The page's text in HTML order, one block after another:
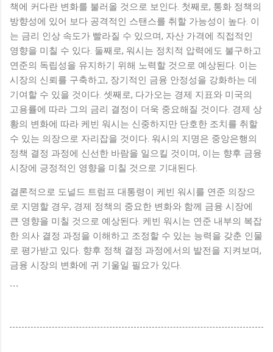
책에 커다란 변화를 불러올 것으로 보인다. 첫째로, 통화 정책의
방향성에 있어 보다 공격적인 스탠스를 취할 가능성이 높다. 이
는 금리 인상 속도가 빨라질 수 있으며, 자산 가격에 직접적인
영향을 미칠 수 있다. 둘째로, 워시는 정치적 압력에도 불구하고
연준의 독립성을 유지하기 위해 노력할 것으로 예상된다. 이는
시장의 신뢰를 구축하고, 장기적인 금융 안정성을 강화하는 데
기여할 수 있을 것이다. 셋째로, 다가오는 경제 지표와 미국의
고용률에 따라 그의 금리 결정이 더욱 중요해질 것이다. 경제 상
황의 변화에 따라 케빈 워시는 신중하지만 단호한 조치를 취할
수 있는 의장으로 자리잡을 것이다. 워시의 지명은 중앙은행의
정책 결정 과정에 신선한 바람을 일으킬 것이며, 이는 향후 금융
시장에 긍정적인 영향을 미칠 것으로 기대된다.
결론적으로 도널드 트럼프 대통령이 케빈 워시를 연준 의장으
로 지명할 경우, 경제 정책의 중요한 변화와 함께 금융 시장에
큰 영향을 미칠 것으로 예상된다. 케빈 워시는 연준 내부의 복잡
한 의사 결정 과정을 이해하고 조정할 수 있는 능력을 갖춘 인물
로 평가받고 있다. 향후 정책 결정 과정에서의 발전을 지켜보며,
금융 시장의 변화에 귀 기울일 필요가 있다.
```